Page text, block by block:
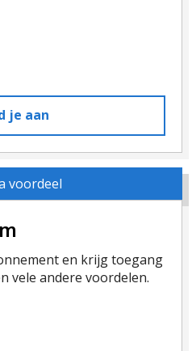
je aan
voordeel
en krijg toegang
vele andere voordelen.